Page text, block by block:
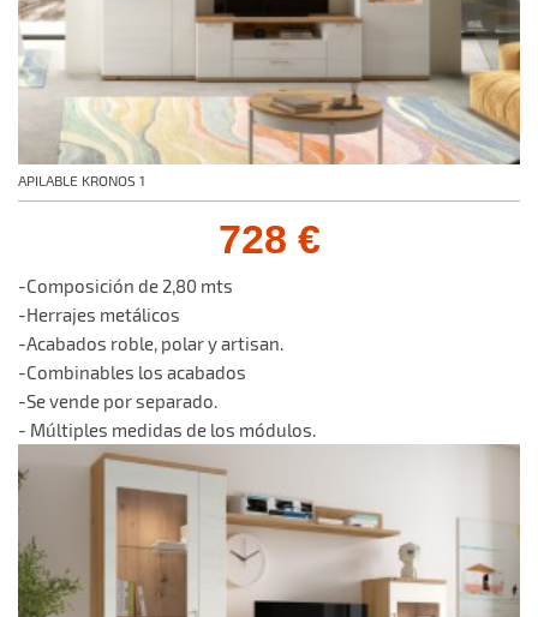
APILABLE KRONOS 1
728 €
-Composición de 2,80 mts
-Herrajes metálicos
-Acabados roble, polar y artisan.
-Combinables los acabados
-Se vende por separado.
- Múltiples medidas de los módulos.